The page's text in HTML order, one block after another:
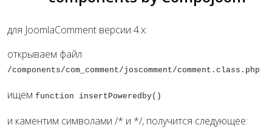
для JoomlaComment версии 4.x:
открываем файл
/components/com_comment/joscomment/comment.class.php
ищем function insertPoweredby()
и каментим символами /* и */, получится следующее: